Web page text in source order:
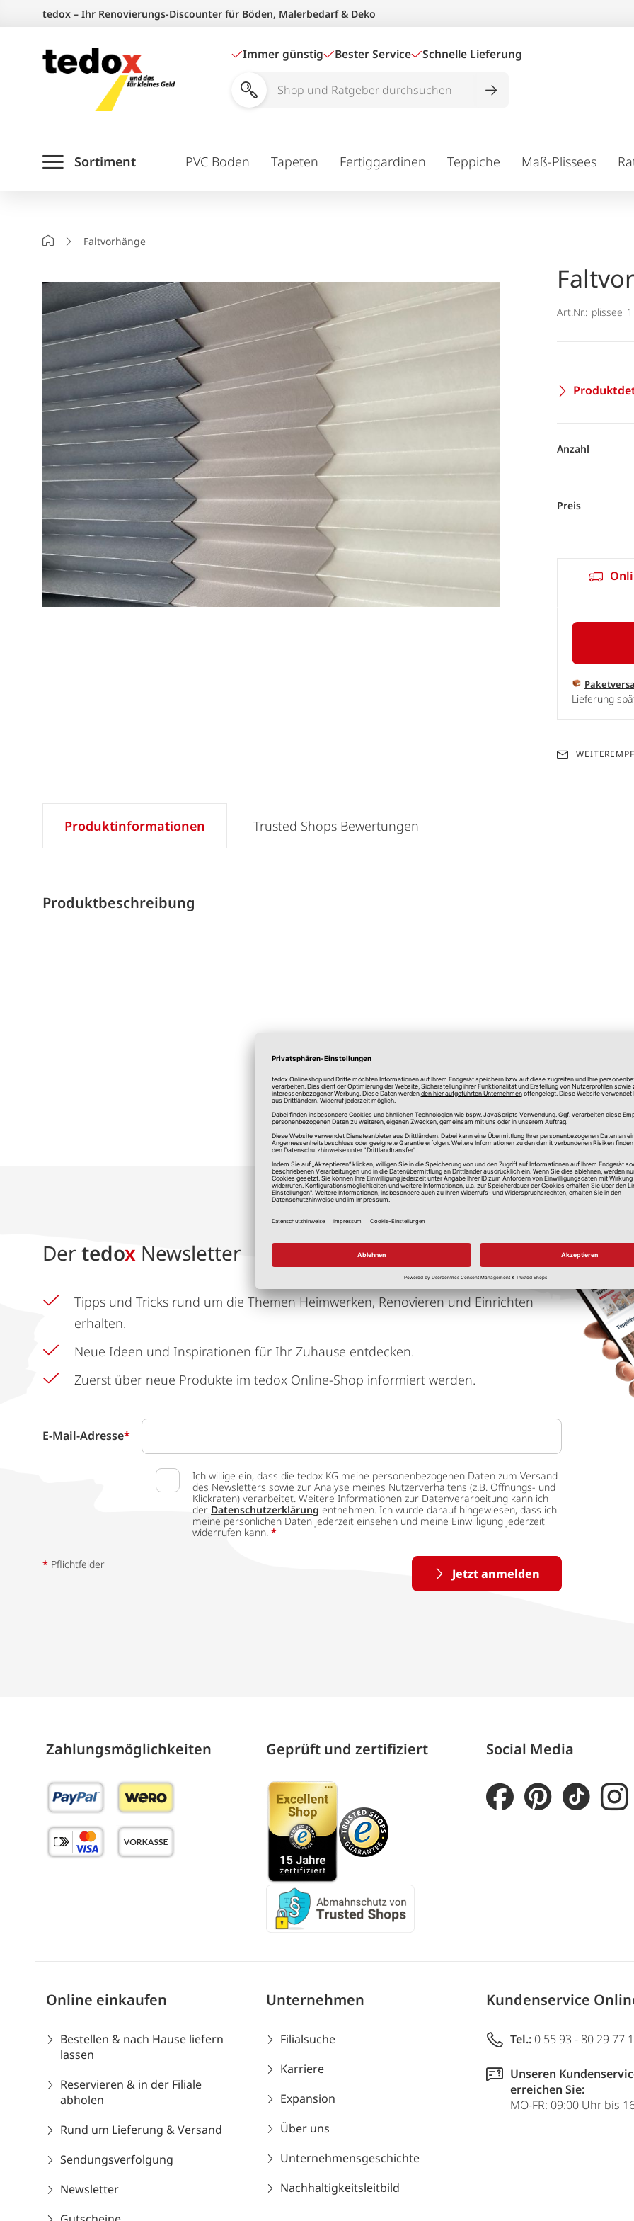
springen
tedox – Ihr Renovierungs-Discounter für Böden, Malerbedarf & Deko
Immer günstig Bester Service Schnelle Lieferung
Shop
durchsuchen
Sortiment PVC Boden Tapeten Fertiggardinen Teppiche Maß-Plissees
StartseiteFaltvorhänge
Art.Nr.:
Anzahl
Preis
Lieferung
Produktinformationen
Produktbeschreibung
Trusted Shops Bewertungen
*Alle Preise in Euro, inkl. gesetzlicher Mehrwertsteuer, zzgl.
Der tedox Newsletter
Tipps und Tricks rund um die Themen Heimwerken, Renovieren und Einrichten
erhalten.
Neue Ideen und Inspirationen für Ihr Zuhause entdecken.
Zuerst über neue Produkte im tedox Online-Shop informiert werden.
E-Mail-Adresse*
Ich willige ein, dass die tedox KG meine personenbezogenen Daten zum Versand
des Newsletters sowie zur Analyse meines Nutzerverhaltens (z.B. Öffnungs- und
Klickraten) verarbeitet. Weitere Informationen zur Datenverarbeitung kann ich
der Datenschutzerklärung entnehmen. Ich wurde darauf hingewiesen, dass ich
meine persönlichen Daten jederzeit einsehen und meine Einwilligung jederzeit
widerrufen kann. *
Jetzt anmelden
* Pflichtfelder
Zahlungs­möglich­keiten Geprüft und zertifiziert Social Media
Online einkaufen
Bestellen & nach Hause liefern
lassen
Reservieren & in der Filiale
abholen
Rund um Lieferung & Versand
Sendungsverfolgung
Newsletter
Unternehmen
Filialsuche
Karriere
Expansion
Über uns
Unternehmensgeschichte
Nachhaltigkeitsleitbild
Kundenservice
Tel.: 0 55 93 - 80 29 77
Unseren
erreichen Sie:
MO-FR: 09:00 Uhr bis